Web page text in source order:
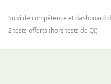
Suivi de compétence et dashboard
2 tests offerts (hors tests de QI)